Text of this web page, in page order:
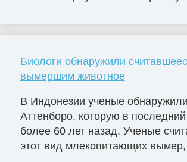
Биологи обнаружили
вымершим животное
В Индонезии ученые
Аттенборо, которую в
более 60 лет назад. Ученые
этот вид млекопитающих